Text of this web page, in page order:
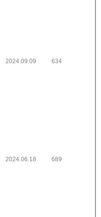
2024.09.09 634
2024.06.18 689